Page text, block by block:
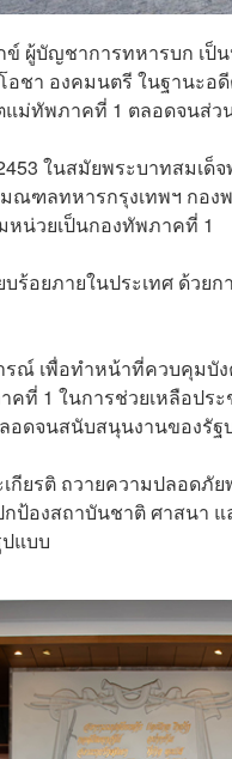
ผู้บัญชาการทหารบก เป็
อชา องคมนตรี ในฐานะ
ม่ทัพภาคที่ 1 ตลอดจนส่ว
ในสมัยพระบาทสมเด็
มณฑลทหารกรุงเทพฯ ก
หน่วยเป็นกองทัพภาคที่ 1
อยภายในประเทศ ด้วย
ณ์ เพื่อทำหน้าที่ควบคุมบั
ที่ 1 ในการช่วยเหลือปร
อดจนสนับสนุนงานของรัฐ
ยรติ ถวายความปลอดภั
ป้องสถาบันชาติ ศาสนา
แบบ